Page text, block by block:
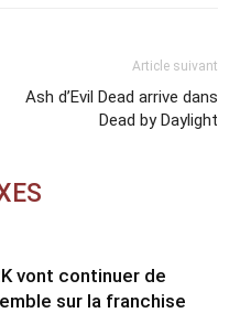
Article suivant
Ash d’Evil Dead arrive dans
Dead by Daylight
vont continuer de
sur la franchise